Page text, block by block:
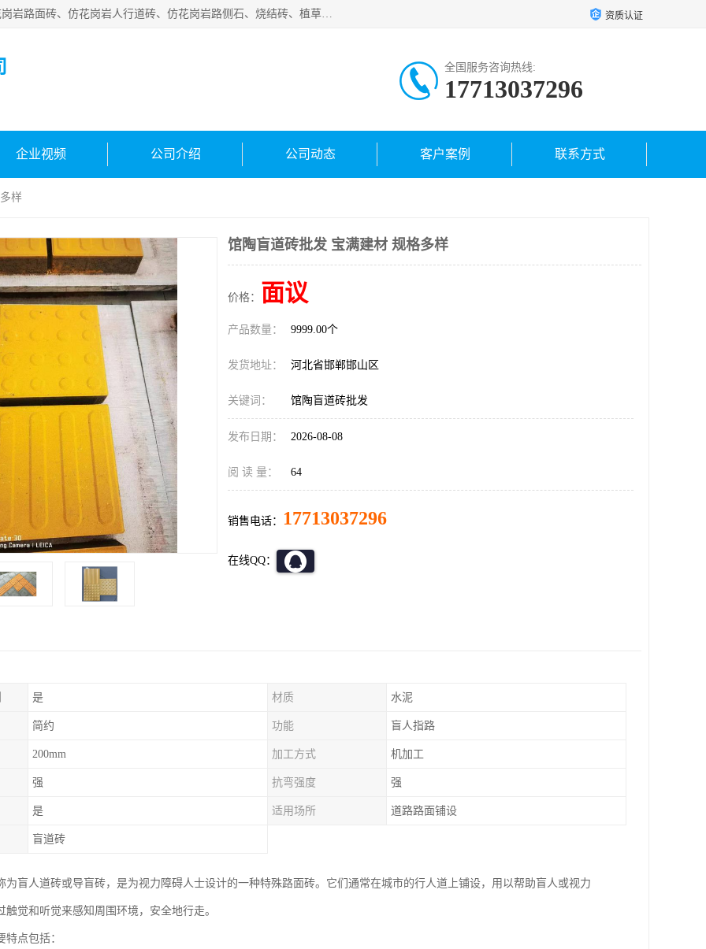
邯郸市宝满建材有限公司专业生产各种水泥预制件，包括仿花岗岩路面砖、仿花岗岩人行道砖、仿花岗岩路侧石、烧结砖、植草砖、码头砖连锁块、仿花岗岩路侧石、沙井盖、水泥盖板等各种水泥制品 资质认证
全国服务咨询热线:
17713037296
企业视频 公司介绍 公司动态 客户案例 联系方式
样
馆陶盲道砖批发 宝满建材 规格多样
价格： 面议
产品数量： 9999.00个
发货地址： 河北省邯郸邯山区
关键词： 馆陶盲道砖批发
发布日期： 2026-08-08
阅 读 量： 64
销售电话： 17713037296
在线QQ：
是 材质 水泥
简约 功能 盲人指路
200mm 加工方式 机加工
强 抗弯强度 强
是 适用场所 道路路面铺设
盲道砖
为盲人道砖或导盲砖，是为视力障碍人士设计的一种特殊路面砖。它们通常在城市的行人道上铺设，用以帮助盲人或视力
触觉和听觉来感知周围环境，安全地行走。
特点包括：